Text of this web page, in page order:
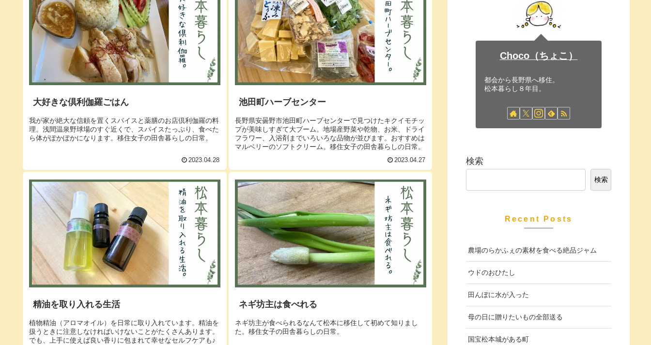
大好きな倶利伽羅ごはん
我が家が絶大な信頼を置くスパイスと薬膳のお店倶利伽羅の料
理。浅間温泉野球場のすぐ近くで、スパイスたっぷり、食べた
ら体がぽかぽかになります。移住女子の田舎暮らしの日常。
2023.04.28
池田町ハーブセンター
長野県安曇野市池田町ハーブセンターで見つけたキクイモチッ
プが美味しすぎて大ブーム。地場産野菜や乾物、お米、ドライ
フラワー、入浴剤までいろいろな品物が並びます。おすすめは
マルベリーのソフトクリーム。移住女子の田舎暮らしの日常。
2023.04.27
精油を取り入れる生活
植物精油（アロマオイル）を日常に取り入れています。精油を
扱うときに注意しなければいけないことがたくさんあります。
でも、上手に使えば良い香りに包まれて幸せなセルフケアも♪
ネギ坊主は食べれる
ネギ坊主が食べられるなんて松本に移住して初めて知りまし
た。移住女子の田舎暮らしの日常。
Choco（ちょこ）
都会から長野県へ移住。
松本暮らし８年目。
検索
検索
Recent Posts
農場のらかふぇの素材を食べる絶品ジャム
ウドのおひたし
田んぼに水が入った
母の日に贈りたいもの全部送る
国宝松本城がある町